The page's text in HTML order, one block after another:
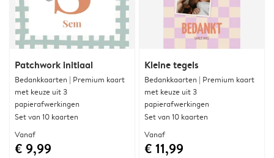
Patchwork initiaal
Bedankkaarten | Premium kaart
met keuze uit 3
papierafwerkingen
Set van 10 kaarten
Vanaf
€ 9,99
Kleine tegels
Bedankkaarten | Premium kaart
met keuze uit 3
papierafwerkingen
Set van 10 kaarten
Vanaf
€ 11,99